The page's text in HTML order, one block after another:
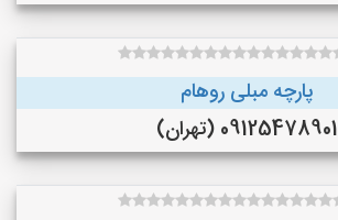
پارچه مبلی روهام
09125478901 (تهران)